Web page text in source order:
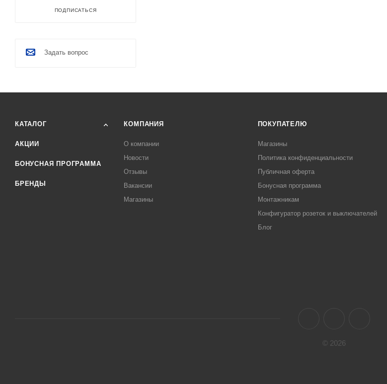
ПОДПИСАТЬСЯ
Задать вопрос
КАТАЛОГ
АКЦИИ
БОНУСНАЯ ПРОГРАММА
БРЕНДЫ
КОМПАНИЯ
О компании
Новости
Отзывы
Вакансии
Магазины
ПОКУПАТЕЛЮ
Магазины
Политика конфиденциальности
Публичная оферта
Бонусная программа
Монтажникам
Конфигуратор розеток и выключателей
Блог
© 2026